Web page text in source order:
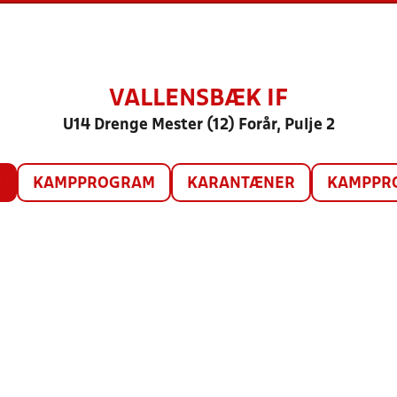
VALLENSBÆK IF
U14 Drenge Mester (12) Forår, Pulje 2
KAMPPROGRAM KARANTÆNER